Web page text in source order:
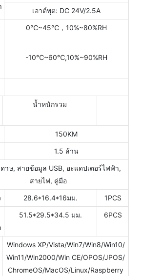
เอาต์พุต: DC 24V/2.5A
0℃~45℃，10%~80%RH
-10℃~60℃,10%~90%RH
น้ำหนักรวม
150KM
1.5 ล้าน
าษ, สายข้อมูล USB, อะแดปเตอร์ไฟฟ้า,
สายไฟ, คู่มือ
28.6*16.4*16มม. 1PCS
51.5*29.5*34.5 มม. 6PCS
Windows XP/Vista/Win7/Win8/Win10/
Win11/Win2000/Win CE/OPOS/JPOS/
ChromeOS/MacOS/Linux/Raspberry